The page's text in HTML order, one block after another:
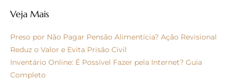
Veja Mais
Preso por Não Pagar Pensão Alimentícia? Ação Revisional
Reduz o Valor e Evita Prisão Civil
Inventário Online: É Possível Fazer pela Internet? Guia
Completo